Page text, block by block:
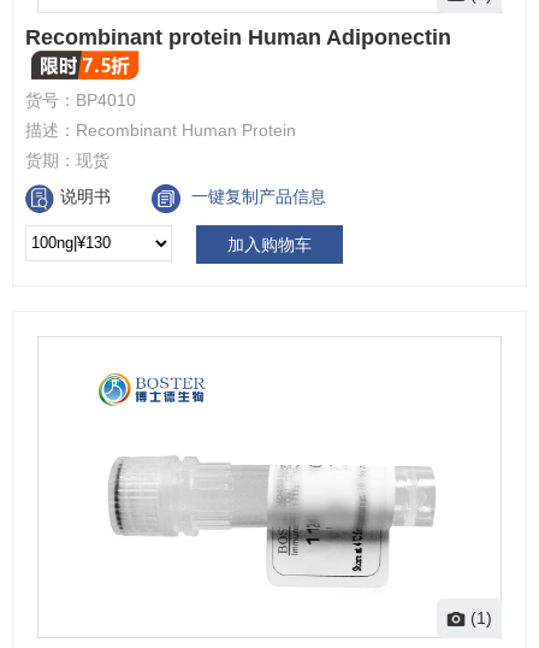
Recombinant protein Human Adiponectin
货号： BP4010
描述： Recombinant Human Protein
货期： 现货
说明书
一键复制产品信息
加入购物车
(1)